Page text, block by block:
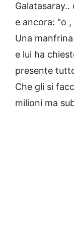
e ancora: “o
Una
e lui ha
presente
Che gli si
milioni ma